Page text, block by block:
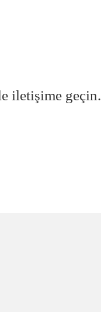
iletişime geçin.